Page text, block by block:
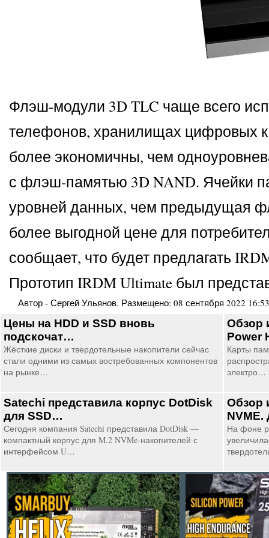
Флэш-модули 3D TLC чаще всего
телефонов, хранилищах цифровых
более экономичны, чем
с флэш-памятью 3D NAND. Ячейки
уровней данных, чем предыдущая
более выгодной цене для
сообщает, что будет предлагать
Прототип IRDM Ultimate был
Автор - Сергей Ульянов. Размещено: 08 сентября 2022 16:53
Цены на HDD и SSD вновь
подскочат…
Жёсткие диски и твердотельные накопители сейчас
стали одними из самых востребованных компонентов
на рынке…
Обзор
Power
Карты
электро…
Satechi представила корпус DotDisk
для SSD…
Сегодня компания Satechi представила DotDisk —
компактный корпус для M.2 NVMe-накопителей с
интерфейсом U…
Обзор
На фоне